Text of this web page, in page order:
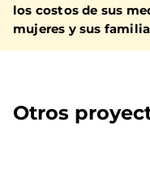
los costos de sus
mujeres y sus
Otros